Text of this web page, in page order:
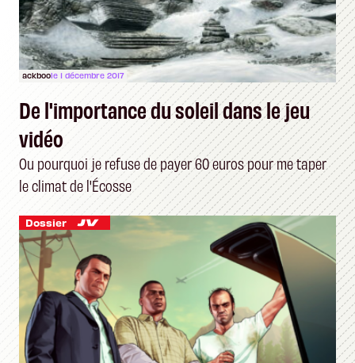
ackboole 1 décembre 2017
De l'importance du soleil dans le jeu
vidéo
Ou pourquoi je refuse de payer 60 euros pour me taper
le climat de l'Écosse
Dossier